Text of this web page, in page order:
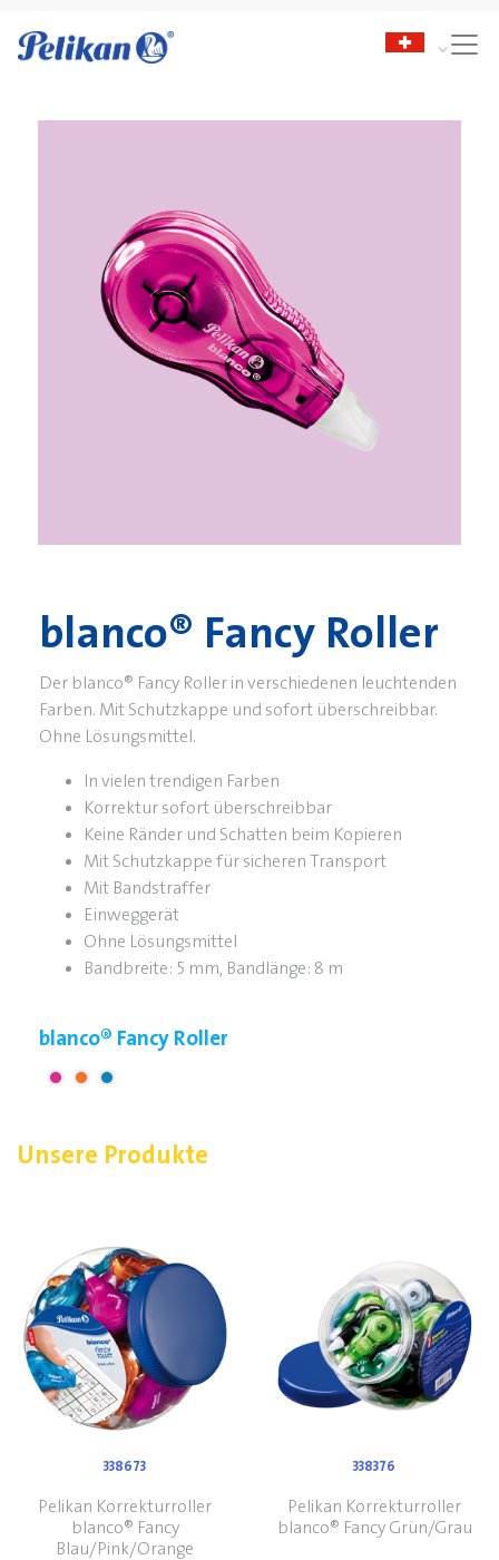
blanco® Fancy Roller
Der blanco® Fancy Roller in verschiedenen leuchtenden
Farben. Mit Schutzkappe und sofort überschreibbar.
Ohne Lösungsmittel.
In vielen trendigen Farben
Korrektur sofort überschreibbar
Keine Ränder und Schatten beim Kopieren
Mit Schutzkappe für sicheren Transport
Mit Bandstraffer
Einweggerät
Ohne Lösungsmittel
Bandbreite: 5 mm, Bandlänge: 8 m
blanco® Fancy Roller
Unsere Produkte
338673
Pelikan Korrekturroller
blanco® Fancy
Blau/Pink/Orange
338376
Pelikan Korrekturroller
blanco® Fancy Grün/Grau